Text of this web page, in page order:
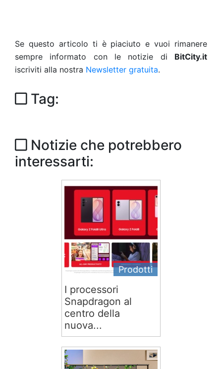
Se questo articolo ti è piaciuto e vuoi rimanere
sempre informato con le notizie di BitCity.it
iscriviti alla nostra Newsletter gratuita.
Tag:
Notizie che potrebbero
interessarti:
Prodotti
I processori
Snapdragon al
centro della
nuova...